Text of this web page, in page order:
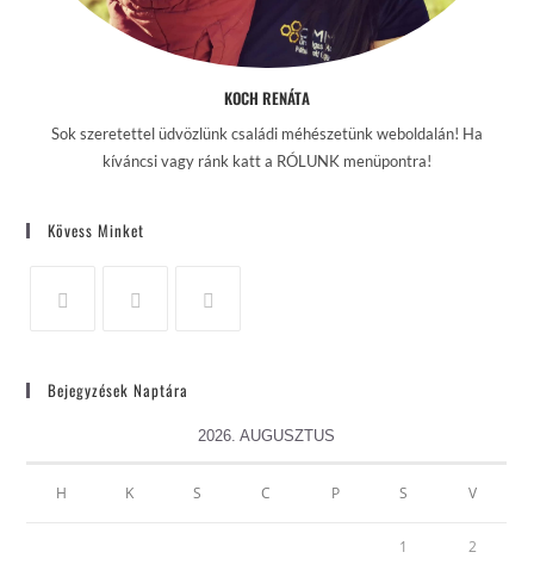
KOCH RENÁTA
Sok szeretettel üdvözlünk családi méhészetünk weboldalán! Ha
kíváncsi vagy ránk katt a RÓLUNK menüpontra!
Kövess Minket
Bejegyzések Naptára
2026. AUGUSZTUS
H K S C P S V
1 2